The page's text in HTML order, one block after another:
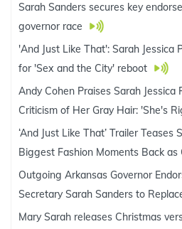
Sarah Sanders secures key
governor race
'And Just Like That': Sarah Jessica
for 'Sex and the City' reboot
Andy Cohen Praises Sarah Jessica
Criticism of Her Gray Hair: 'She's
‘And Just Like That’ Trailer Teases
Biggest Fashion Moments Back
Outgoing Arkansas Governor
Secretary Sarah Sanders to
Mary Sarah releases Christmas